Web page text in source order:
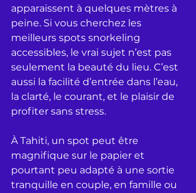
apparaissent à quelques mètres à
peine. Si vous cherchez les
meilleurs spots snorkeling
accessibles, le vrai sujet n’est pas
seulement la beauté du lieu. C’est
aussi la facilité d’entrée dans l’eau,
la clarté, le courant, et le plaisir de
profiter sans stress.
À Tahiti, un spot peut être
magnifique sur le papier et
pourtant peu adapté à une sortie
tranquille en couple, en famille ou